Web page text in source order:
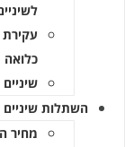
עקירת שן בינה
שיניים תותבות
שיניים
מחיר השתלות